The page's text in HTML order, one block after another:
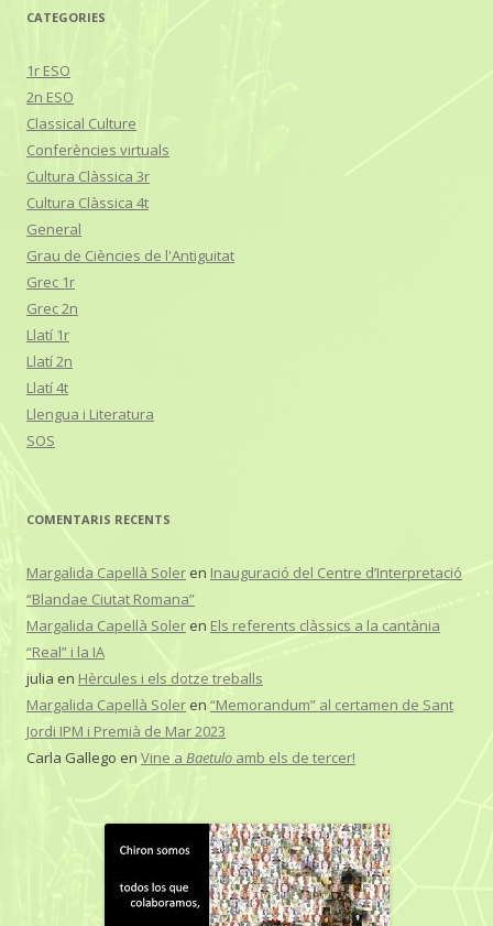
CATEGORIES
1r ESO
2n ESO
Classical Culture
Conferències virtuals
Cultura Clàssica 3r
Cultura Clàssica 4t
General
Grau de Ciències de l'Antiguitat
Grec 1r
Grec 2n
Llatí 1r
Llatí 2n
Llatí 4t
Llengua i Literatura
SOS
COMENTARIS RECENTS
Margalida Capellà Soler en Inauguració del Centre d’Interpretació
“Blandae Ciutat Romana”
Margalida Capellà Soler en Els referents clàssics a la cantània
“Real” i la IA
julia en Hèrcules i els dotze treballs
Margalida Capellà Soler en “Memorandum” al certamen de Sant
Jordi IPM i Premià de Mar 2023
Carla Gallego en Vine a Baetulo amb els de tercer!